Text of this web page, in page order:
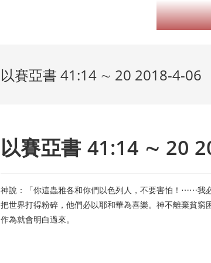
以賽亞書 41:14 ∼ 20 2018-4-06
以賽亞書 41:14 ∼ 20
神說：「你這蟲雅各和你們以色列人，不要害怕！⋯⋯我
把世界打得粉碎，他們必以耶和華為喜樂。神不離棄貧
作為就會明白過來。